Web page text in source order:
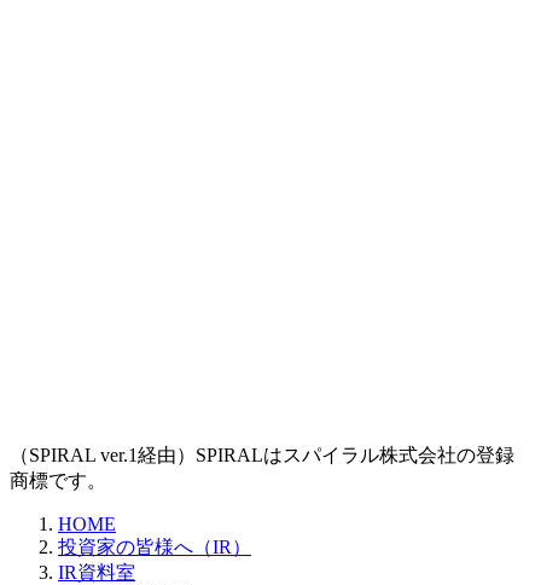
（SPIRAL ver.1経由）SPIRALはスパイラル株式会社の登録
商標です。
HOME
投資家の皆様へ（IR）
IR資料室